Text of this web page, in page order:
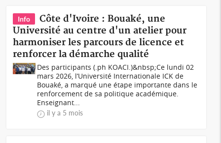
Info
Côte d'Ivoire : Bouaké, une
Université au centre d'un atelier pour
harmoniser les parcours de licence et
renforcer la démarche qualité
Des participants (.ph KOACI.)&nbsp;Ce lundi 02
mars 2026, l’Université Internationale ICK de
Bouaké, a marqué une étape importante dans le
renforcement de sa politique académique.
Enseignant...
il y a 5 mois